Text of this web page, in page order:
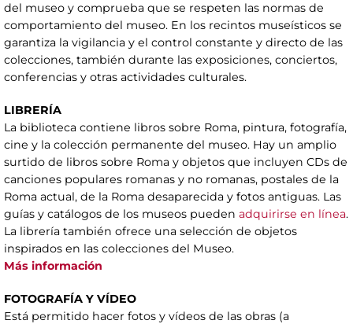
del museo y comprueba que se respeten las normas de
comportamiento del museo. En los recintos museísticos se
garantiza la vigilancia y el control constante y directo de las
colecciones, también durante las exposiciones, conciertos,
conferencias y otras actividades culturales.
LIBRERÍA
La biblioteca contiene libros sobre Roma, pintura, fotografía,
cine y la colección permanente del museo. Hay un amplio
surtido de libros sobre Roma y objetos que incluyen CDs de
canciones populares romanas y no romanas, postales de la
Roma actual, de la Roma desaparecida y fotos antiguas. Las
guías y catálogos de los museos pueden adquirirse en línea.
La librería también ofrece una selección de objetos
inspirados en las colecciones del Museo.
Más información
FOTOGRAFÍA Y VÍDEO
Está permitido hacer fotos y vídeos de las obras (a